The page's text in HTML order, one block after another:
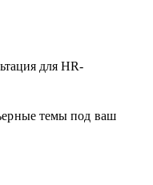
для HR-
темы под ваш